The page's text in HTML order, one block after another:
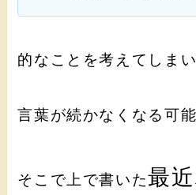
的なことを考えてしまい
言葉が続かなくなる可
そこで上で書いた最